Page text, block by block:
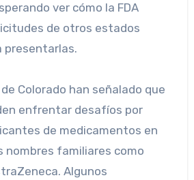
ver cómo la FDA
de otros estados
presentarlas.
Colorado han señalado que
enfrentar desafíos por
de medicamentos en
nombres familiares como
Algunos